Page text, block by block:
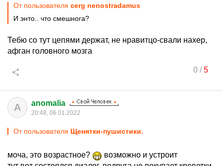
От пользователя cerg nenostradamus
И энто.. что смешнога?
Тебю со тут цепями держат, не нравитцо-свали нахер,
афган головного мозга
0/5
A anomalia
20:48, 06.01.2022
От пользователя Щенятки-пушистики.
моча, это возрастное?
возможно и устроит